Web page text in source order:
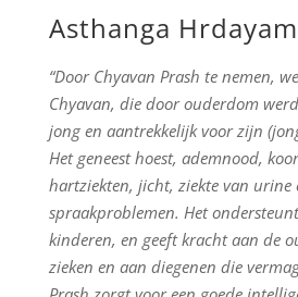
Asthanga Hrdayam
“Door Chyavan Prash te nemen,
Chyavan, die door ouderdom
jong en aantrekkelijk voor zijn
Het geneest hoest, ademnood,
hartziekten, jicht, ziekte van urine
spraakproblemen. Het
kinderen, en geeft kracht aan de
zieken en aan diegenen die